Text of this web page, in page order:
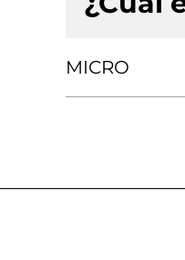
MICRO